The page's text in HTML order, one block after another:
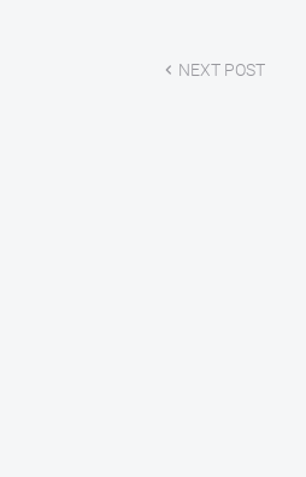
NEXT POST